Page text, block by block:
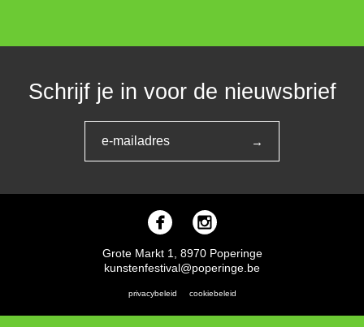
Schrijf je in voor de nieuwsbrief
Grote Markt 1, 8970 Poperinge
kunstenfestival@poperinge.be
privacybeleid cookiebeleid